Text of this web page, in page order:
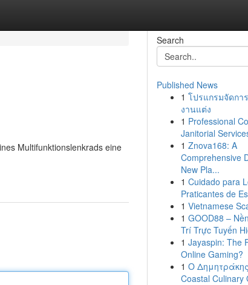
Multifunktionslenkrads eine
Search
Published News
1 โปรแกรมจัดกา
งานแต่ง
1 Professional
Janitorial
1 Znova168: A
Comprehensive
New Pla...
1 Cuidado para
Praticantes de
1 Vietnamese
1 GOOD88 –
Trí Trực Tuyến
1 Jayaspin: The
Online Gaming?
1 Ο
Coastal Culinary